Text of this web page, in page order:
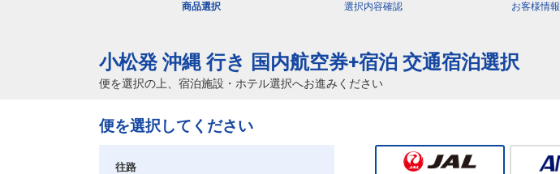
商品選択 選択内容確認 お客様情報
小松発 沖縄 行き 国内航空券+宿泊 交通宿泊選択
便を選択の上、宿泊施設・ホテル選択へお進みください
便を選択してください
往路